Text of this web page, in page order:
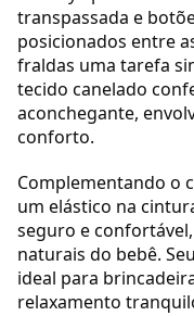
transpassada e
posicionados entre
fraldas uma tarefa
tecido canelado
aconchegante,
conforto.
Complementando o
um elástico na
seguro e
naturais do bebê.
ideal para
relaxamento